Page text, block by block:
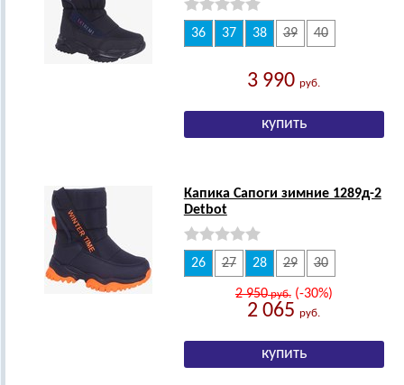
36 37 38 39 40
3 990руб.
Капика Сапоги зимние 1289д-2
Detbot
26 27 28 29 30
2 950руб.(-30%)
2 065руб.